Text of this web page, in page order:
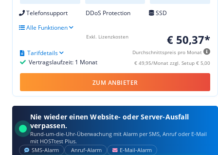
Telefonsupport DDoS Protection
SSD
Alle Funktionen
€ 50,37*
Durchschnittspreis pro Monat
€ 49,95/Monat zzgl. Setup € 5,00
Vertragslaufzeit: 1 Monat
Tarifdetails
Exkl. Lizenzkosten
ZUM ANBIETER
Nie wieder einen Website- oder Server-Ausfall
verpassen.
Rund-um-die-Uhr-Überwachung mit Alarm per SMS, Anruf oder E‑Mail
mit HOSTtest Plus.
SMS‑Alarm Anruf‑Alarm E‑Mail‑Alarm